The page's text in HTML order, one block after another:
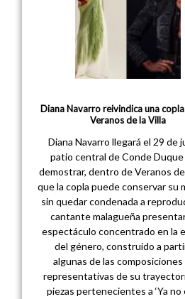
Diana Navarro reivindica una
Veranos de la Villa
Diana Navarro llegará el 29 de
patio central de Conde Duque
demostrar, dentro de Veranos de
que la copla puede conservar su
sin quedar condenada a
cantante malagueña
espectáculo concentrado en la
del género, construido a
algunas de las composiciones
representativas de su
piezas pertenecientes a ‘Ya